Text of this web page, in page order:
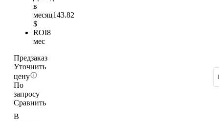
в
месяц143.82
$
ROI8
мес
Предзаказ
Уточнить
цену
По
запросу
Сравнить
В